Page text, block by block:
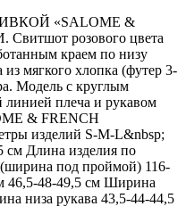
«SALOME &
розового цвета
краем по низу
из мягкого хлопка (футер 3-
Модель с круглым
плеча и рукавом
& FRENCH
изделий S-M-L&nbsp;
см Длина изделия по
под проймой) 116-
46,5-48-49,5 см Ширина
низа рукава 43,5-44-44,5